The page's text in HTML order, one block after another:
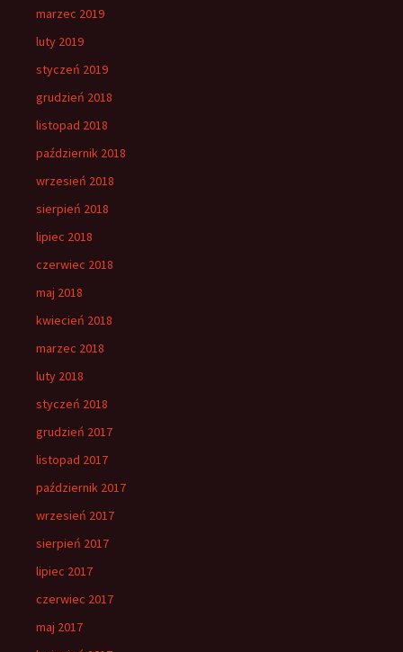
marzec 2019
luty 2019
styczeń 2019
grudzień 2018
listopad 2018
październik 2018
wrzesień 2018
sierpień 2018
lipiec 2018
czerwiec 2018
maj 2018
kwiecień 2018
marzec 2018
luty 2018
styczeń 2018
grudzień 2017
listopad 2017
październik 2017
wrzesień 2017
sierpień 2017
lipiec 2017
czerwiec 2017
maj 2017